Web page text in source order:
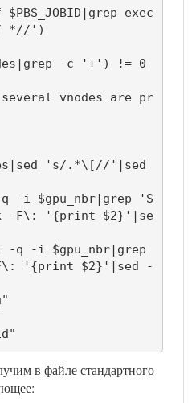
exec
*//')
-c '+') != 0
's/.*\[//'|sed
-i $gpu_nbr|grep 'S
-F\: '{print $2}'|se
-q -i $gpu_nbr|grep
-F\: '{print $2}'|sed -
в файле стандартного